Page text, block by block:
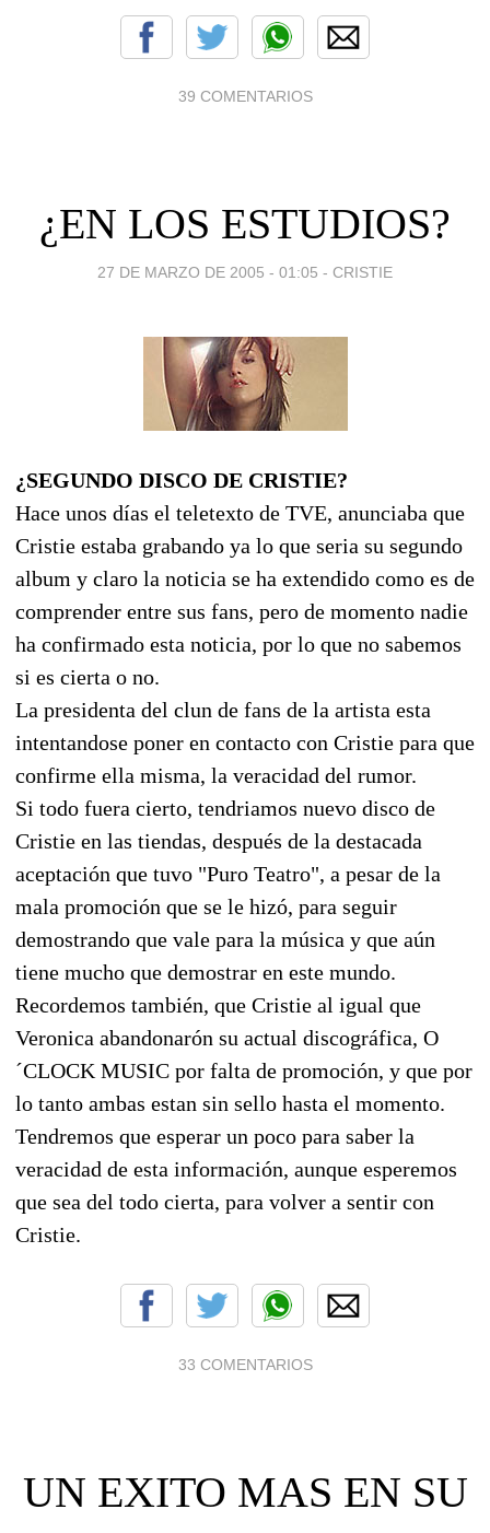
39 COMENTARIOS
¿EN LOS ESTUDIOS?
27 DE MARZO DE 2005 - 01:05 - CRISTIE
¿SEGUNDO DISCO DE CRISTIE?
Hace unos días el teletexto de TVE, anunciaba que
Cristie estaba grabando ya lo que seria su segundo
album y claro la noticia se ha extendido como es de
comprender entre sus fans, pero de momento nadie
ha confirmado esta noticia, por lo que no sabemos
si es cierta o no.
La presidenta del clun de fans de la artista esta
intentandose poner en contacto con Cristie para que
confirme ella misma, la veracidad del rumor.
Si todo fuera cierto, tendriamos nuevo disco de
Cristie en las tiendas, después de la destacada
aceptación que tuvo "Puro Teatro", a pesar de la
mala promoción que se le hizó, para seguir
demostrando que vale para la música y que aún
tiene mucho que demostrar en este mundo.
Recordemos también, que Cristie al igual que
Veronica abandonarón su actual discográfica, O
´CLOCK MUSIC por falta de promoción, y que por
lo tanto ambas estan sin sello hasta el momento.
Tendremos que esperar un poco para saber la
veracidad de esta información, aunque esperemos
que sea del todo cierta, para volver a sentir con
Cristie.
33 COMENTARIOS
UN EXITO MAS EN SU